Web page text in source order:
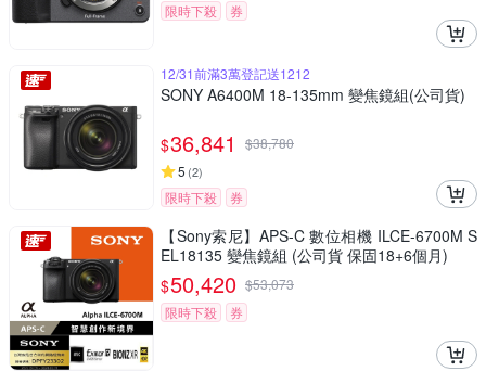
限時下殺
券
12/31前滿3萬登記送1212
SONY A6400M 18-135mm 變焦鏡組(公司貨)
$36,841 $38,780
5 (2)
限時下殺 券
【Sony索尼】APS-C 數位相機 ILCE-6700M S
EL18135 變焦鏡組 (公司貨 保固18+6個月)
$50,420 $53,073
限時下殺
券